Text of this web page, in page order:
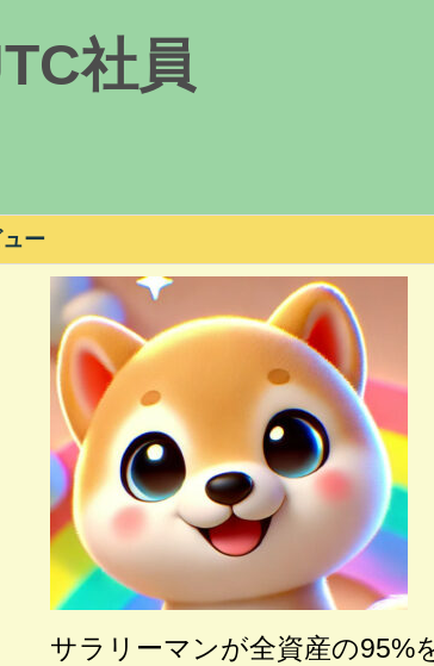
社員
ー
サラリーマンが全資産の95%